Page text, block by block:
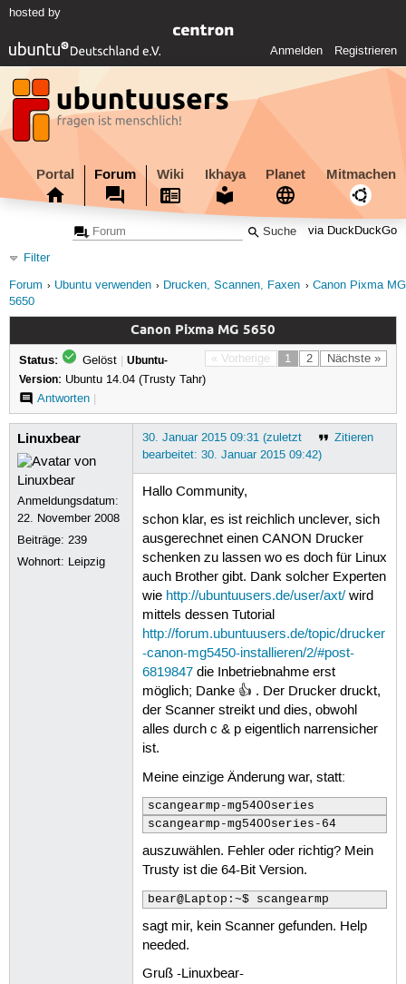
hosted by
Anmelden Registrieren
Portal Forum Wiki Ikhaya Planet Mitmachen
via DuckDuckGo
Filter
Forum
Ubuntu verwenden Drucken, Scannen, Faxen
Canon Pixma MG
5650
Canon Pixma MG 5650
« Vorherige 1 2 Nächste »
Status: Gelöst | Ubuntu-
Version: Ubuntu 14.04 (Trusty Tahr)
Antworten|
Linuxbear
Anmeldungsdatum:
22. November 2008
Beiträge:239
Wohnort: Leipzig
Zitieren
30. Januar 2015 09:31 (zuletzt
bearbeitet: 30. Januar 2015 09:42)
Hallo Community,
schon klar, es ist reichlich unclever, sich
ausgerechnet einen CANON Drucker
schenken zu lassen wo es doch für Linux
auch Brother gibt. Dank solcher Experten
wie http://ubuntuusers.de/user/axt/wird
mittels dessen Tutorial
http://forum.ubuntuusers.de/topic/drucker
-canon-mg5450-installieren/2/#post-
6819847die Inbetriebnahme erst
möglich; Danke 👍 . Der Drucker druckt,
der Scanner streikt und dies, obwohl
alles durch c & p eigentlich narrensicher
ist.
Meine einzige Änderung war, statt:
scangearmp-mg5400series
scangearmp-mg5400series-64
auszuwählen. Fehler oder richtig? Mein
Trusty ist die 64-Bit Version.
bear@Laptop:~$ scangearmp
sagt mir, kein Scanner gefunden. Help
needed.
Gruß -Linuxbear-